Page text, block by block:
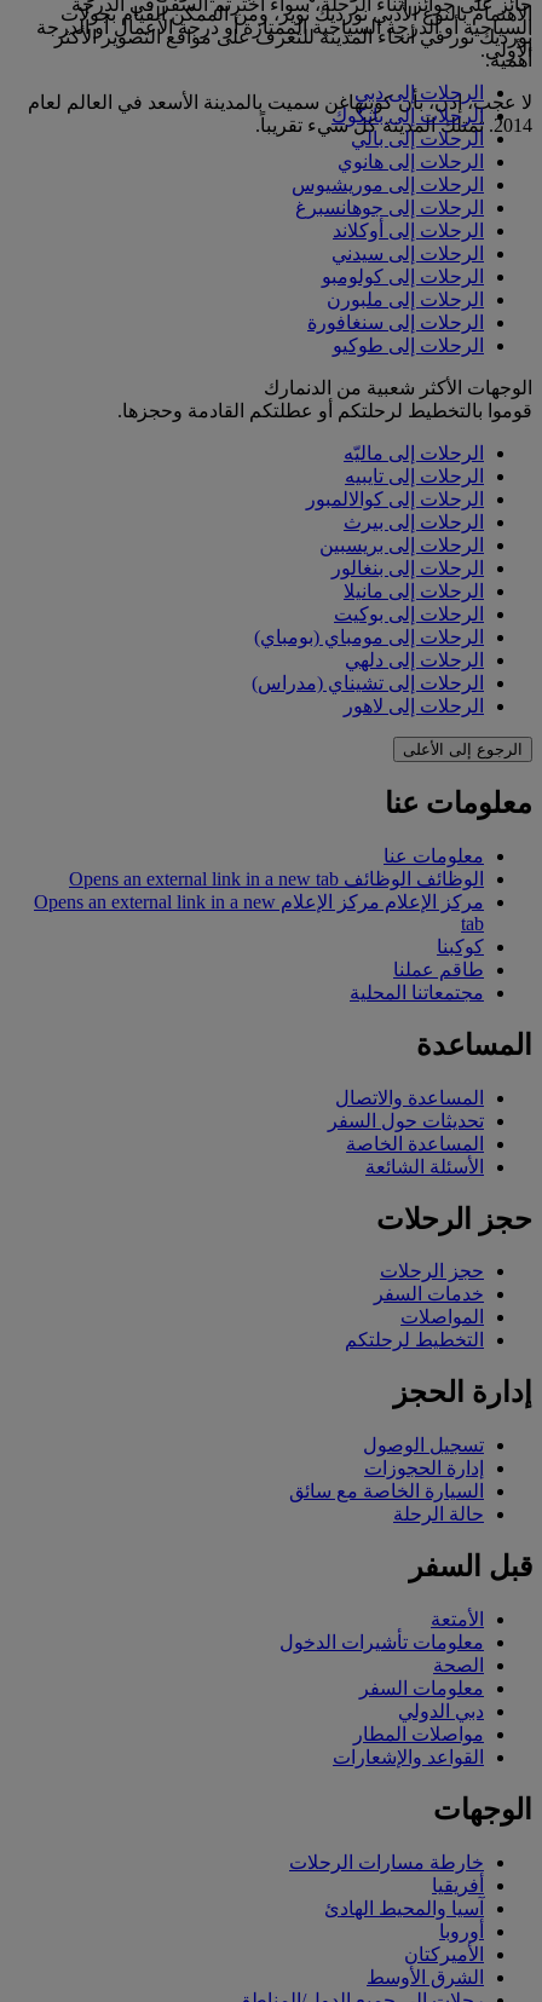
الاهتمام بالنوع الأدبي نورديك نوير، ومن الممكن القيام بجولات
نورديك نور في أنحاء المدينة للتعرف على مواقع التصوير الأكثر
أهمية.
لا عجب، إذن، بأن كوبنهاغن سميت بالمدينة الأسعد في العالم لعام
2014. تمتلك المدينة كل شيء تقريباً.
حائز على جوائز أثناء الرحلة، سواء اخترتم السفر في الدرجة
السياحية أو الدرجة السياحية الممتازة أو درجة الأعمال أو الدرجة
الأولى.
الرحلات إلى دبي
الرحلات إلى بانكوك
الرحلات إلى بالي
الرحلات إلى هانوي
الرحلات إلى موريشيوس
الرحلات إلى جوهانسبرغ
الرحلات إلى أوكلاند
الرحلات إلى سيدني
الرحلات إلى كولومبو
الرحلات إلى ملبورن
الرحلات إلى سنغافورة
الرحلات إلى طوكيو
الوجهات الأكثر شعبية من الدنمارك
قوموا بالتخطيط لرحلتكم أو عطلتكم القادمة وحجزها.
الرحلات إلى ماليّه
الرحلات إلى تايبيه
الرحلات إلى كوالالمبور
الرحلات إلى بيرث
الرحلات إلى بريسبين
الرحلات إلى بنغالور
الرحلات إلى مانيلا
الرحلات إلى بوكيت
الرحلات إلى مومباي (بومباي)
الرحلات إلى دلهي
الرحلات إلى تشيناي (مدراس)
الرحلات إلى لاهور
الرجوع إلى الأعلى
معلومات عنا
معلومات عنا
الوظائف الوظائف Opens an external link in a new tab
مركز الإعلام
مركز الإعلام Opens an external link in a new
tab
كوكبنا
طاقم عملنا
مجتمعاتنا المحلية
المساعدة
المساعدة والاتصال
تحديثات حول السفر
المساعدة الخاصة
الأسئلة الشائعة
حجز الرحلات
حجز الرحلات
خدمات السفر
المواصلات
التخطيط لرحلتكم
إدارة الحجز
تسجيل الوصول
إدارة الحجوزات
السيارة الخاصة مع سائق
حالة الرحلة
قبل السفر
الأمتعة
معلومات تأشيرات الدخول
الصحة
معلومات السفر
دبي الدولي
مواصلات المطار
القواعد والإشعارات
الوجهات
خارطة مسارات الرحلات
أفريقيا
آسيا والمحيط الهادئ
أوروبا
الأميركتان
الشرق الأوسط